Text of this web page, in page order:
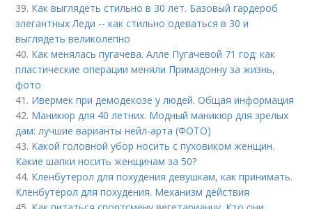
39. Как выглядеть стильно в 30 лет. Базовый гардероб
элегантных Леди -- как стильно одеваться в 30 и
выглядеть великолепно
40. Как менялась пугачева. Алле Пугачевой 71 год: как
пластические операции меняли Примадонну за жизнь,
фото
41. Ивермек при демодекозе у людей. Общая информация
42. Маникюр для 40 летних. Модный маникюр для зрелых
дам: лучшие варианты нейл-арта (ФОТО)
43. Какой головной убор носить с пуховиком женщин.
Какие шапки носить женщинам за 50?
44. Кленбутерол для похудения девушкам, как принимать.
Кленбутерол для похудения. Механизм действия